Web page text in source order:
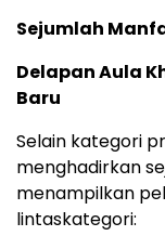
Sejumlah
Delapan Aula
Baru
Selain kategori
menghadirkan
menampilkan
lintaskategori: